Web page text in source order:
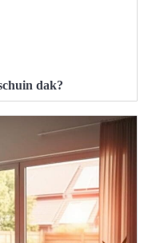
dak?